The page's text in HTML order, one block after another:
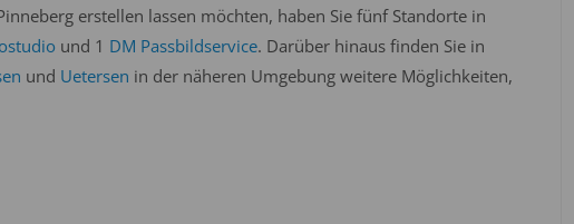
erstellen lassen möchten, haben Sie fünf Standorte in
und 1 DM Passbildservice. Darüber hinaus finden Sie in
und Uetersen in der näheren Umgebung weitere Möglichkeiten,